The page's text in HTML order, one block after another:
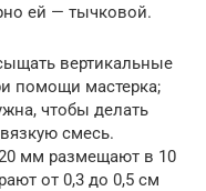
ей — тычковой.
вертикальные
помощи мастерка;
чтобы делать
смесь.
мм размещают в 10
от 0,3 до 0,5 см